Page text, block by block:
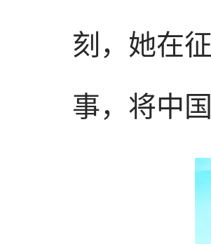
刻，她在
事，将中